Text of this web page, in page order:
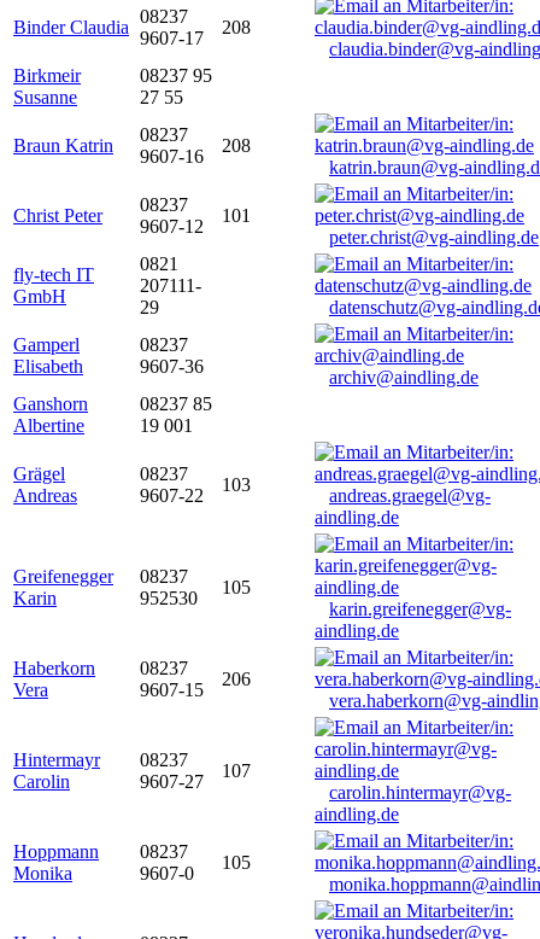
Binder Claudia
08237
9607-17
208
claudia.binder@vg-
Birkmeir
Susanne
08237 95
27 55
Braun Katrin
08237
9607-16
208
katrin.braun@vg-
Christ Peter
08237
9607-12
101
peter.christ@vg-aindling.de
fly-tech IT
GmbH
0821
207111-
29
datenschutz@vg-
Gamperl
Elisabeth
08237
9607-36
archiv@aindling.de
Ganshorn
Albertine
08237 85
19 001
Grägel
Andreas
08237
9607-22
103
andreas.graegel@vg-
aindling.de
Greifenegger
Karin
08237
952530
105
karin.greifenegger@vg-
aindling.de
Haberkorn
Vera
08237
9607-15
206
vera.haberkorn@vg-
Hintermayr
Carolin
08237
9607-27
107
carolin.hintermayr@vg-
aindling.de
Hoppmann
Monika
08237
9607-0
105